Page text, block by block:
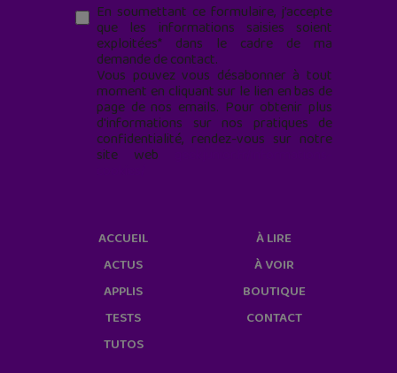
En soumettant ce formulaire, j’accepte
que les informations saisies soient
exploitées* dans le cadre de ma
demande de contact.
Vous pouvez vous désabonner à tout
moment en cliquant sur le lien en bas de
page de nos emails. Pour obtenir plus
d'informations sur nos pratiques de
confidentialité, rendez-vous sur notre
site web
ACCUEIL
ACTUS
APPLIS
TESTS
TUTOS
À LIRE
À VOIR
BOUTIQUE
CONTACT